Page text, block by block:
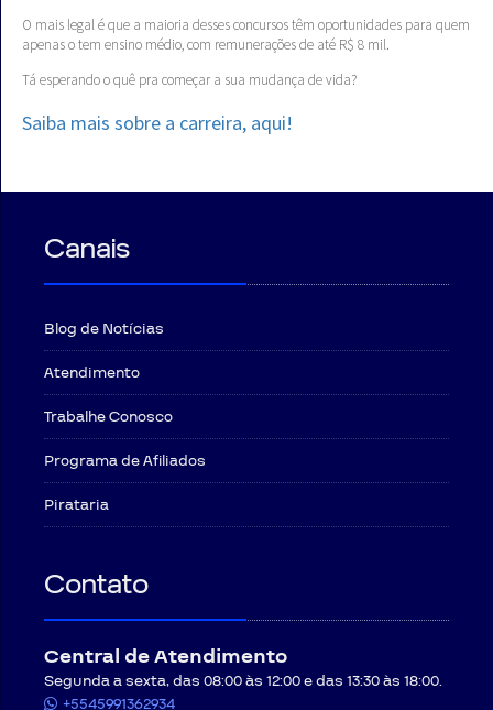
O mais legal é que a maioria desses concursos têm oportunidades para quem
apenas o tem ensino médio, com remunerações de até R$ 8 mil.
Tá esperando o quê pra começar a sua mudança de vida?
Saiba mais sobre a carreira, aqui!
Canais
Blog de Notícias
Atendimento
Trabalhe Conosco
Programa de Afiliados
Pirataria
Contato
Central de Atendimento
Segunda a sexta, das 08:00 às 12:00 e das 13:30 às 18:00.
+5545991362934